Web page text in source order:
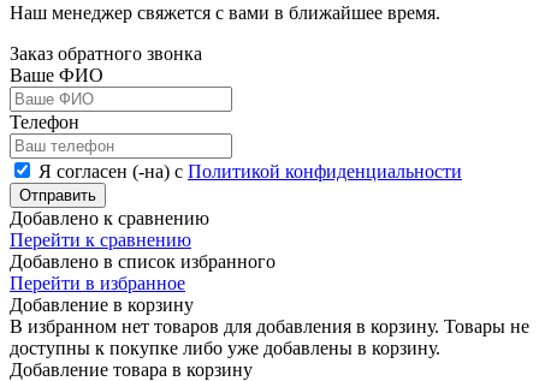
Наш менеджер свяжется с вами в ближайшее время.
Заказ обратного звонка
Ваше ФИО
Телефон
Я согласен (-на) с Политикой конфиденциальности
Отправить
Добавлено к сравнению
Перейти к сравнению
Добавлено в список избранного
Перейти в избранное
Добавление в корзину
В избранном нет товаров для добавления в корзину. Товары не
доступны к покупке либо уже добавлены в корзину.
Добавление товара в корзину